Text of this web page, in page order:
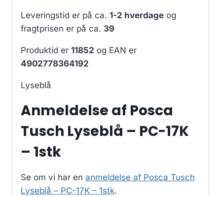
Leveringstid er på ca. 1-2 hverdage og
fragtprisen er på ca. 39
Produktid er 11852 og EAN er
4902778364192
Lyseblå
Anmeldelse af Posca
Tusch Lyseblå – PC-17K
– 1stk
Se om vi har en anmeldelse af Posca Tusch
Lyseblå – PC-17K – 1stk.